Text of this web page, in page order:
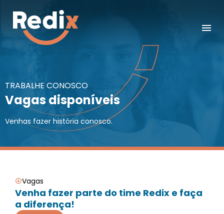
TRABALHE CONOSCO
Vagas disponíveis
Venhas fazer história conosco.
Vagas
Venha fazer parte do time Redix e faça
a diferença!